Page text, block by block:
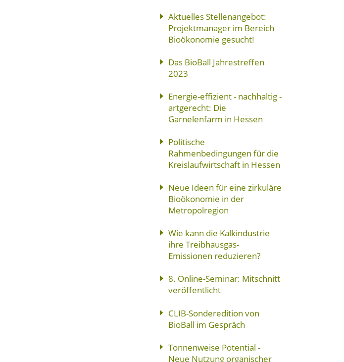
Aktuelles Stellenangebot:
Projektmanager im Bereich
Bioökonomie gesucht!
Das BioBall Jahrestreffen
2023
Energie-effizient - nachhaltig -
artgerecht: Die
Garnelenfarm in Hessen
Politische
Rahmenbedingungen für die
Kreislaufwirtschaft in Hessen
Neue Ideen für eine zirkuläre
Bioökonomie in der
Metropolregion
Wie kann die Kalkindustrie
ihre Treibhausgas-
Emissionen reduzieren?
8. Online-Seminar: Mitschnitt
veröffentlicht
CLIB-Sonderedition von
BioBall im Gespräch
Tonnenweise Potential -
Neue Nutzung organischer